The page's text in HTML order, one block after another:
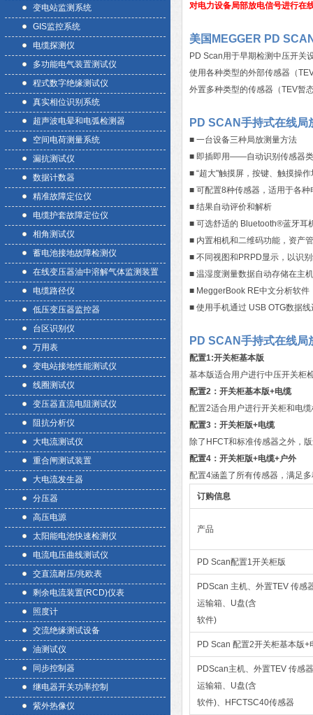
变电站监测系统
GIS监控系统
电缆探测仪
多功能电气装置测试仪
程式数字绝缘测试仪
真实相位识别系统
超声波电晕和电弧检测器
空间电荷测量系统
漏抗测试仪
数据计数器
精准故障定位仪
电缆护套故障定位仪
相角测试仪
蓄电池接地故障检测仪
在线变压器油中溶解气体监测装置
电缆路径仪
低压变压器监控器
台区识别仪
万用表
变电站接地性能测试仪
线圈测试仪
变压器直流电阻测试仪
阻抗分析仪
大电流测试仪
重合闸测试装置
大电流发生器
分压器
高压电源
太阳能电池快速检测仪
电流电压曲线测试仪
交直流耐压/兆欧表
剩余电流装置(RCD)仪表
照度计
交流绝缘测试设备
油测试仪
同步控制器
继电器开关功率控制
紫外热像仪
对电力设备局部放电信号进行在
美国MEGGER PD
PD Scan用于早期检测中压开关
使用各种类型的外部传感器（
外置多种类型的传感器（TEV暂
PD SCAN手持式在线局
■ 一台设备三种局放测量方法
■ 即插即用——自动识别传感器
■ “超大"触摸屏，按键、触摸操作
■ 可配置8种传感器，适用于各种
■ 结果自动评价和解析
■ 可选舒适的 Bluetooth®蓝牙耳
■ 内置相机和二维码功能，资产
■ 不同视图和PRPD显示，以识
■ 温湿度测量数据自动存储在主
■ MeggerBook RE中文分析软件
■ 使用手机通过 USB OTG数据
PD SCAN手持式在线局
配置1:开关柜基本版
基本版适合用户进行中压开关柜
配置2：开关柜基本版+电缆
配置2适合用户进行开关柜和电
配置3：开关柜版+电缆
除了HFCT和标准传感器之外，
配置4：开关柜版+电缆+户外
配置4涵盖了所有传感器，满足
订购信息
产品
PD Scan配置1开关柜版
PDScan 主机、外置TEV 传感
运输箱、U盘(含
软件)
PD Scan 配置2开关柜基本版+
PDScan主机、外置TEV 传感
运输箱、U盘(含
软件)、HFCTSC40传感器